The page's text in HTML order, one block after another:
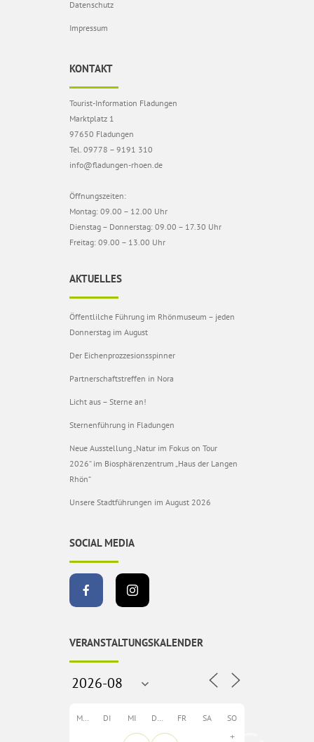
Datenschutz
Impressum
KONTAKT
Tourist-Information Fladungen
Marktplatz 1
97650 Fladungen
Tel. 09778 – 9191 310
info@fladungen-rhoen.de
Öffnungszeiten:
Montag: 09.00 – 12.00 Uhr
Dienstag – Donnerstag: 09.00 – 17.30 Uhr
Freitag: 09.00 – 13.00 Uhr
AKTUELLES
Öffentlilche Führung im Rhönmuseum – jeden
Donnerstag im August
Der Eichenprozzesionsspinner
Partnerschaftstreffen in Nora
Licht aus – Sterne an!
Sternenführung in Fladungen
Neue Ausstellung „Natur im Fokus on Tour
2026“ im Biosphärenzentrum „Haus der Langen
Rhön“
Unsere Stadtführungen im August 2026
SOCIAL MEDIA
VERANSTALTUNGSKALENDER
DI MI FR SA SO
+